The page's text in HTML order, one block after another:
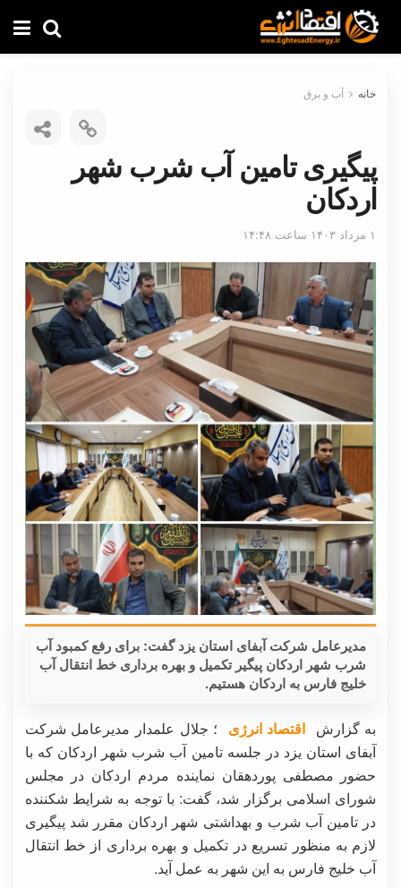
خانه آب و برق
پیگیری تامین آب شرب شهر
اردکان
۱ مرداد ۱۴۰۳ ساعت ۱۴:۴۸
مدیرعامل شرکت آبفای استان یزد گفت: برای رفع کمبود آب
شرب شهر اردکان پیگیر تکمیل و بهره برداری خط انتقال آب
خلیج فارس به اردکان هستیم.
به گزارش اقتصاد انرژی ؛ جلال علمدار مدیرعامل شرکت
آبفای استان یزد در جلسه تامین آب شرب شهر اردکان که با
حضور مصطفی پوردهقان نماینده مردم اردکان در مجلس
شورای اسلامی برگزار شد، گفت: با توجه به شرایط شکننده
در تامین آب شرب و بهداشتی شهر اردکان مقرر شد پیگیری
لازم به منظور تسریع در تکمیل و بهره برداری از خط انتقال
آب خلیج فارس به این شهر به عمل آید.